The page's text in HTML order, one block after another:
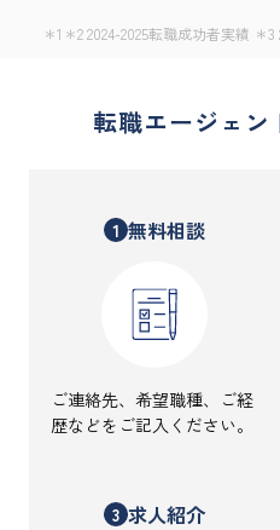
＊1＊2 2024-2025転職成功者実績 ＊
転職エージェン
1 無料相談
ご連絡先、希望職種、ご経
歴などをご記入ください。
3 求人紹介